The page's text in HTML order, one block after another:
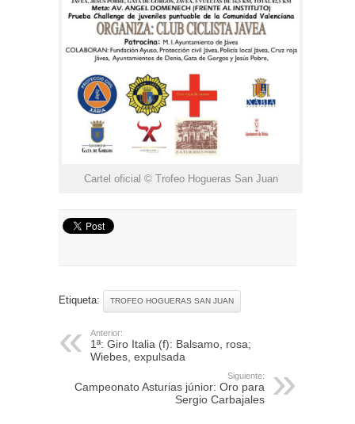
Cartel oficial © Trofeo Hogueras San Juan
Etiqueta: TROFEO HOGUERAS SAN JUAN
Anterior:
1ª: Giro Italia (f): Balsamo, rosa;
Wiebes, expulsada
Siguiente:
Campeonato Asturias júnior: Oro para
Sergio Carbajales